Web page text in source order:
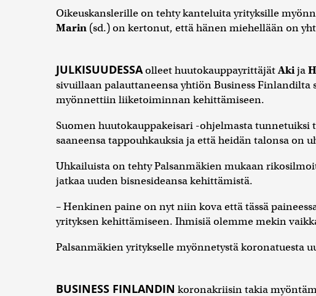
Oikeuskanslerille on tehty kanteluita yrityksille
Marin (sd.) on kertonut, että hänen miehellään on
JULKISUUDESSAolleet huutokauppayrittäjätAkija
sivuillaan palauttaneensa yhtiön Business Finlandilta
myönnettiin liiketoiminnan kehittämiseen.
Suomen huutokauppakeisari -ohjelmasta tunnetuiksi
saaneensa tappouhkauksia ja että heidän talonsa on
Uhkailuista on tehty Palsanmäkien mukaan
jatkaa uuden bisnesideansa kehittämistä.
– Henkinen paine on nyt niin kova että tässä
yrityksen kehittämiseen. Ihmisiä olemme mekin
Palsanmäkien yritykselle myönnetystä koronatuesta
BUSINESS FINLANDIN koronakriisin takia